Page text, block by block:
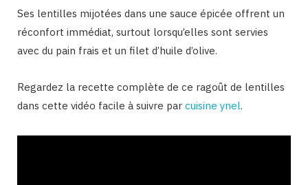
Ses lentilles mijotées dans une sauce épicée offrent un
réconfort immédiat, surtout lorsqu’elles sont servies
avec du pain frais et un filet d’huile d’olive.
Regardez la recette complète de ce ragoût de lentilles
dans cette vidéo facile à suivre par cuisine ynel.